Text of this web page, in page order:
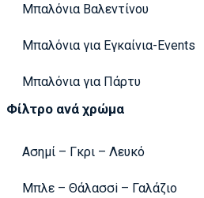
Μπαλόνια Βαλεντίνου
Μπαλόνια για Εγκαίνια-Events
Μπαλόνια για Πάρτυ
Φίλτρο ανά χρώμα
Ασημί – Γκρι – Λευκό
Μπλε – Θάλασσi – Γαλάζιο